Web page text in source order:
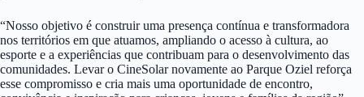
“Nosso objetivo é construir uma presença contínua e transformadora
nos territórios em que atuamos, ampliando o acesso à cultura, ao
esporte e a experiências que contribuam para o desenvolvimento das
comunidades. Levar o CineSolar novamente ao Parque Oziel reforça
esse compromisso e cria mais uma oportunidade de encontro,